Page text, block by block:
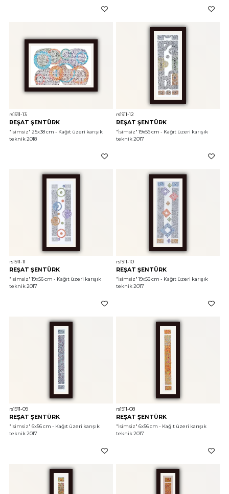
rs1911-13
REŞAT ŞENTÜRK
"İsimsiz" 25x38 cm - Kağıt üzeri karışık
teknik 2018
rs1911-12
REŞAT ŞENTÜRK
"İsimsiz" 19x56 cm - Kağıt üzeri karışık
teknik 2017
rs1911-11
REŞAT ŞENTÜRK
"İsimsiz" 19x56 cm - Kağıt üzeri karışık
teknik 2017
rs1911-10
REŞAT ŞENTÜRK
"İsimsiz" 19x56 cm - Kağıt üzeri karışık
teknik 2017
rs1911-09
REŞAT ŞENTÜRK
"İsimsiz" 6x56 cm - Kağıt üzeri karışık
teknik 2017
rs1911-08
REŞAT ŞENTÜRK
"İsimsiz" 6x56 cm - Kağıt üzeri karışık
teknik 2017